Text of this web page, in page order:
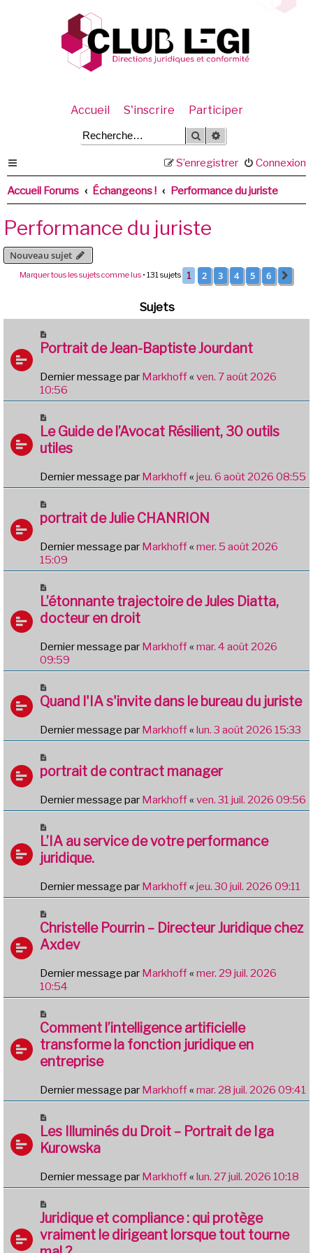
Accueil S'inscrire Participer
Rechercher
Connexion
S’enregistrer
Accueil Forums Échangeons ! Performance du juriste
Performance du juriste
Nouveau sujet
Marquer tous les sujets comme lus • 131 sujets 1 2 3 4 5 6
Sujets
Portrait de Jean-Baptiste Jourdant
Dernier message par Markhoff« ven. 7 août 2026
10:56
Le Guide de l’Avocat Résilient, 30 outils
utiles
Dernier message par Markhoff« jeu. 6 août 2026 08:55
portrait de Julie CHANRION
Dernier message par Markhoff« mer. 5 août 2026
15:09
L’étonnante trajectoire de Jules Diatta,
docteur en droit
Dernier message par Markhoff« mar. 4 août 2026
09:59
Quand l'IA s'invite dans le bureau du juriste
Dernier message par Markhoff« lun. 3 août 2026 15:33
portrait de contract manager
Dernier message par Markhoff« ven. 31 juil. 2026 09:56
L’IA au service de votre performance
juridique.
Dernier message par Markhoff« jeu. 30 juil. 2026 09:11
Christelle Pourrin – Directeur Juridique chez
Axdev
Dernier message par Markhoff« mer. 29 juil. 2026
10:54
Comment l’intelligence artificielle
transforme la fonction juridique en
entreprise
Dernier message par Markhoff« mar. 28 juil. 2026 09:41
Les Illuminés du Droit – Portrait de Iga
Kurowska
Dernier message par Markhoff« lun. 27 juil. 2026 10:18
Juridique et compliance : qui protège
vraiment le dirigeant lorsque tout tourne